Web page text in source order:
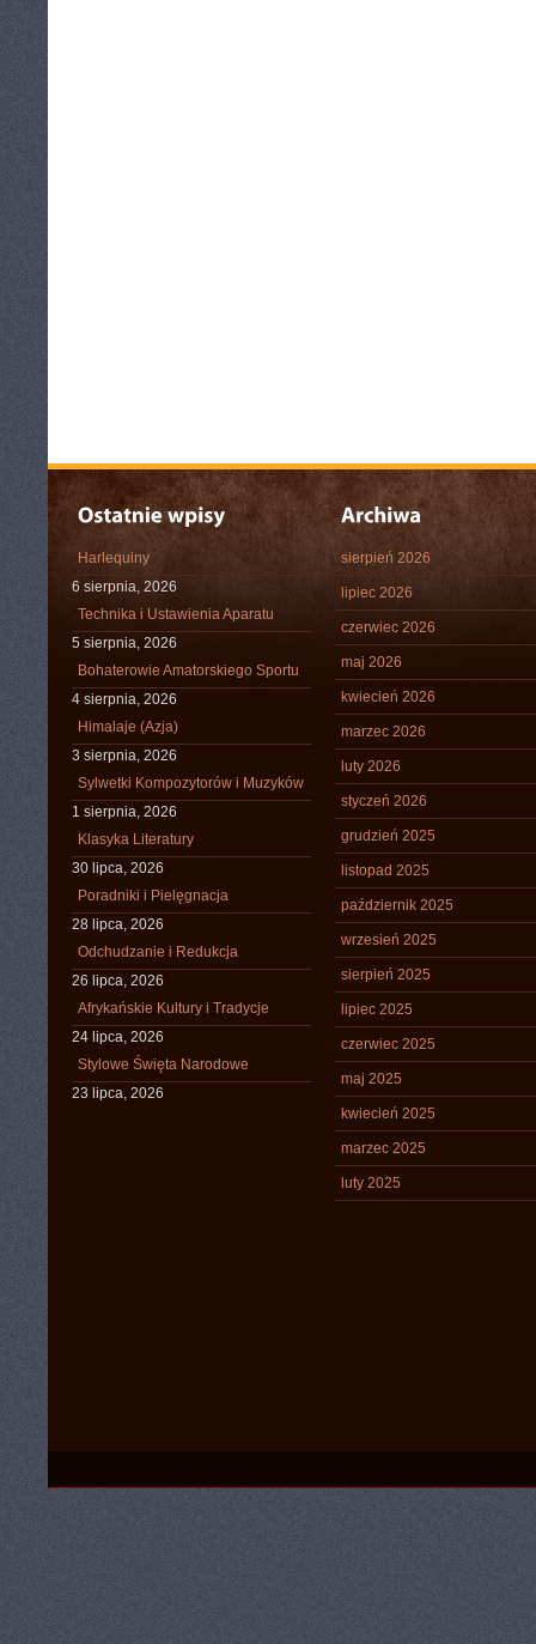
Harlequiny
6 sierpnia, 2026
Technika i Ustawienia Aparatu
5 sierpnia, 2026
Bohaterowie Amatorskiego Sportu
4 sierpnia, 2026
Himalaje (Azja)
3 sierpnia, 2026
Sylwetki Kompozytorów i Muzyków
1 sierpnia, 2026
Klasyka Literatury
30 lipca, 2026
Poradniki i Pielęgnacja
28 lipca, 2026
Odchudzanie i Redukcja
26 lipca, 2026
Afrykańskie Kultury i Tradycje
24 lipca, 2026
Stylowe Święta Narodowe
23 lipca, 2026
sierpień 2026
lipiec 2026
czerwiec 2026
maj 2026
kwiecień 2026
marzec 2026
luty 2026
styczeń 2026
grudzień 2025
listopad 2025
październik 2025
wrzesień 2025
sierpień 2025
lipiec 2025
czerwiec 2025
maj 2025
kwiecień 2025
marzec 2025
luty 2025